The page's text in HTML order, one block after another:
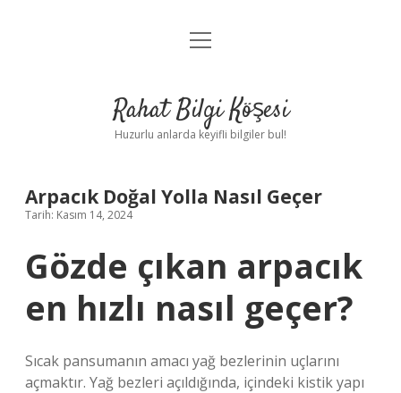
Anasayfa
Yasal Uyarı
menüyü
Rahat Bilgi Köşesi
Huzurlu anlarda keyifli bilgiler bul!
Arpacık Doğal Yolla Nasıl Geçer
Tarih: Kasım 14, 2024
Gözde çıkan arpacık
en hızlı nasıl geçer?
Sıcak pansumanın amacı yağ bezlerinin uçlarını
açmaktır. Yağ bezleri açıldığında, içindeki kistik yapı